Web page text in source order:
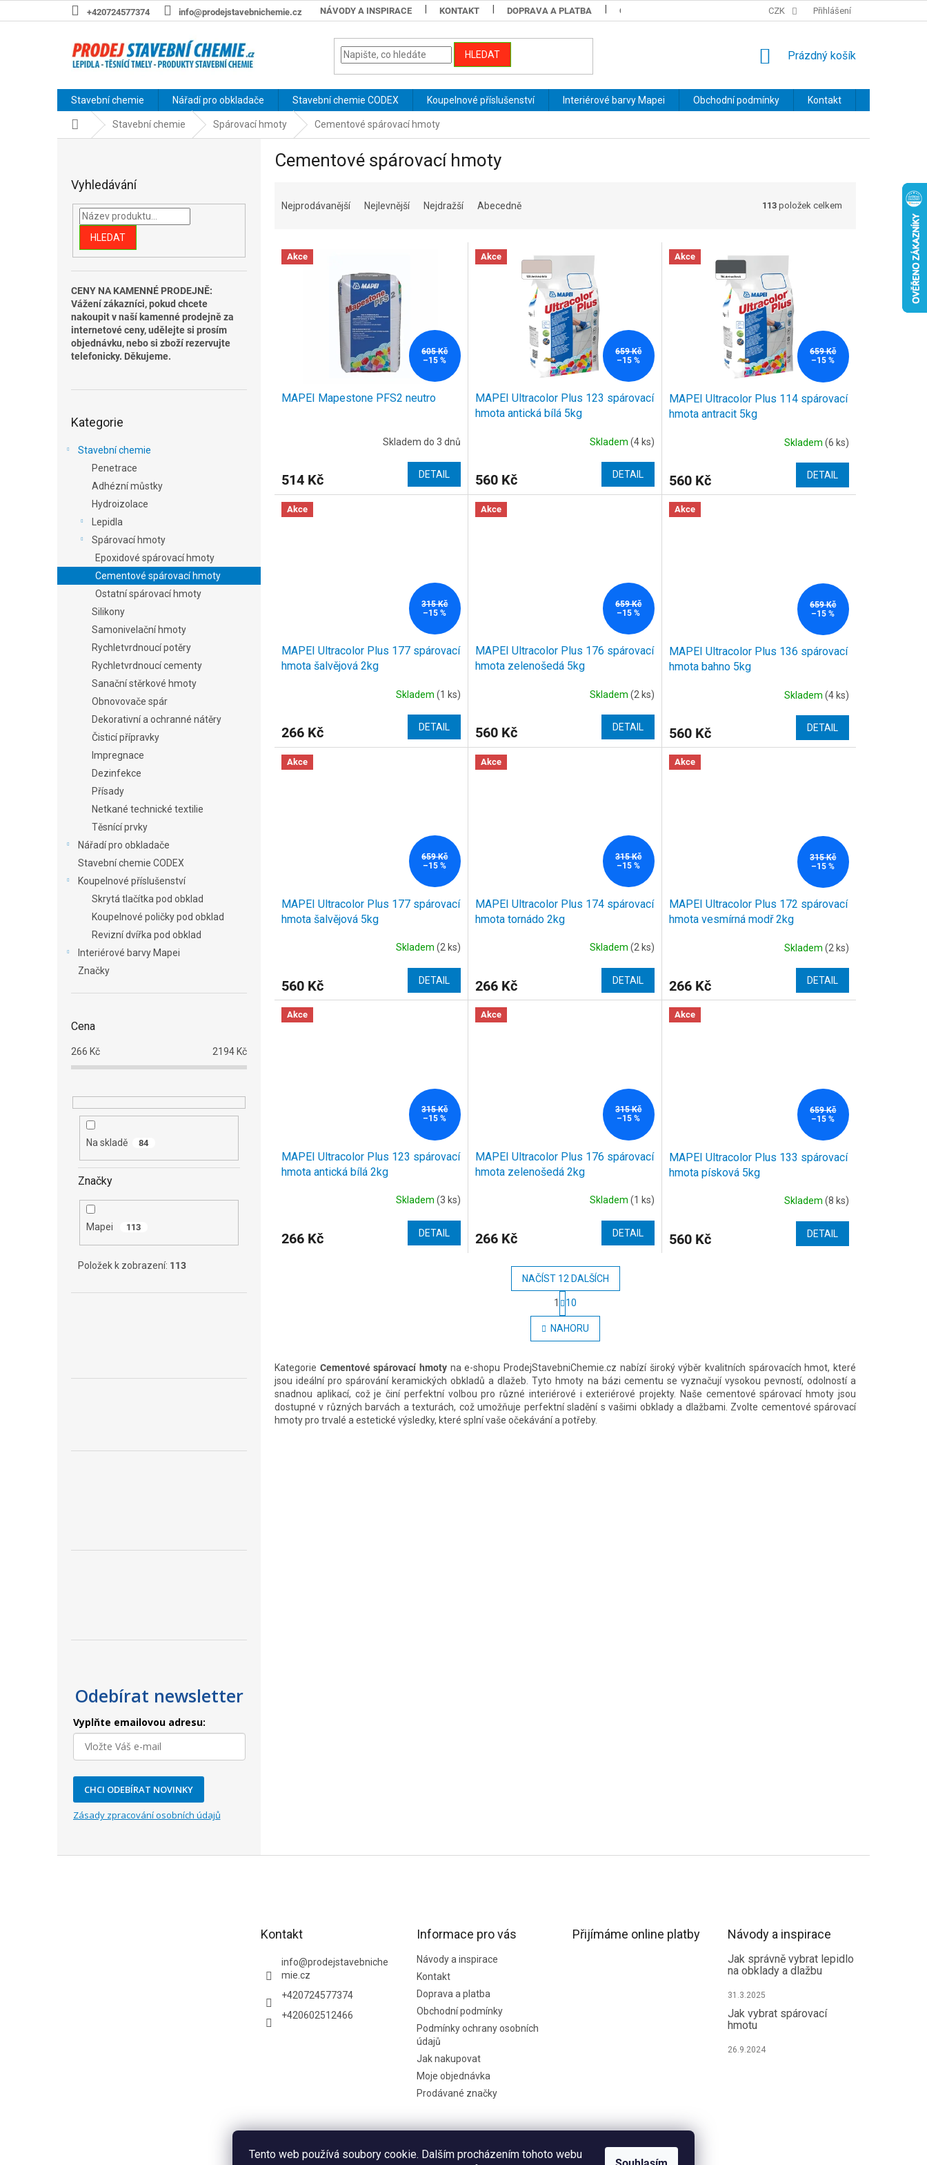
Tento web používá soubory cookie. Dalším procházením tohoto webu
na
+420724577374 info@prodejstavebnichemie.cz NÁVODY A INSPIRACE KONTAKT DOPRAVA A PLATBA OBCHODNÍ PODMÍNKY PODMÍNKY OCHRANY OSOBNÍCH ÚDAJŮ
CZK Přihlášení
HLEDAT
NÁKUPNÍ
Prázdný košík
Stavební chemie Nářadí pro obkladače Stavební chemie CODEX Koupelnové příslušenství Interiérové barvy Mapei Obchodní podmínky Kontakt
Domů Stavební chemie Spárovací hmoty Cementové spárovací hmoty
Vyhledávání
HLEDAT
CENY NA KAMENNÉ PRODEJNĚ:
Vážení zákazníci, pokud chcete
nakoupit v naší kamenné prodejně za
internetové ceny, udělejte si prosím
objednávku, nebo si zboží rezervujte
telefonicky. Děkujeme.
kategorie
Kategorie
Stavební chemie
Penetrace
Adhézní můstky
Hydroizolace
Lepidla
Spárovací hmoty
Epoxidové spárovací hmoty
Cementové spárovací hmoty
Ostatní spárovací hmoty
Silikony
Samonivelační hmoty
Rychletvrdnoucí potěry
Rychletvrdnoucí cementy
Sanační stěrkové hmoty
Obnovovače spár
Dekorativní a ochranné nátěry
Čisticí přípravky
Impregnace
Dezinfekce
Přísady
Netkané technické textilie
Těsnící prvky
Nářadí pro obkladače
Stavební chemie CODEX
Koupelnové příslušenství
Skrytá tlačítka pod obklad
Koupelnové poličky pod obklad
Revizní dvířka pod obklad
Interiérové barvy Mapei
Značky
Cena
266 Kč 2194 Kč
Na skladě 84
Značky
Mapei 113
Položek k zobrazení: 113
Odebírat newsletter
Vyplňte emailovou adresu:
CHCI ODEBÍRAT NOVINKY
Zásady zpracování osobních údajů
Cementové spárovací hmoty
Nejprodávanější Nejlevnější Nejdražší Abecedně 113 položek celkem
V Akce
605 Kč
–15 %
MAPEI Mapestone PFS2 neutro
Skladem do 3 dnů
514 Kč DETAIL
Akce
659 Kč
–15 %
MAPEI Ultracolor Plus 123 spárovací
hmota antická bílá 5kg
Skladem (4 ks)
560 Kč DETAIL
Akce
659 Kč
–15 %
MAPEI Ultracolor Plus 114 spárovací
hmota antracit 5kg
Skladem (6 ks)
560 Kč DETAIL
Akce
315 Kč
–15 %
MAPEI Ultracolor Plus 177 spárovací
hmota šalvějová 2kg
Skladem (1 ks)
266 Kč DETAIL
Akce
659 Kč
–15 %
MAPEI Ultracolor Plus 176 spárovací
hmota zelenošedá 5kg
Skladem (2 ks)
560 Kč DETAIL
Akce
659 Kč
–15 %
MAPEI Ultracolor Plus 136 spárovací
hmota bahno 5kg
Skladem (4 ks)
560 Kč DETAIL
Akce
659 Kč
–15 %
MAPEI Ultracolor Plus 177 spárovací
hmota šalvějová 5kg
Skladem (2 ks)
560 Kč DETAIL
Akce
315 Kč
–15 %
MAPEI Ultracolor Plus 174 spárovací
hmota tornádo 2kg
Skladem (2 ks)
266 Kč DETAIL
Akce
315 Kč
–15 %
MAPEI Ultracolor Plus 172 spárovací
hmota vesmírná modř 2kg
Skladem (2 ks)
266 Kč DETAIL
Akce
315 Kč
–15 %
MAPEI Ultracolor Plus 123 spárovací
hmota antická bílá 2kg
Skladem (3 ks)
266 Kč DETAIL
Akce
315 Kč
–15 %
MAPEI Ultracolor Plus 176 spárovací
hmota zelenošedá 2kg
Skladem (1 ks)
266 Kč DETAIL
Akce
659 Kč
–15 %
MAPEI Ultracolor Plus 133 spárovací
hmota písková 5kg
Skladem (8 ks)
560 Kč DETAIL
O
v
l
d
a
c
í
p
r
NAČÍST 12 DALŠÍCH
S
r
á
n
o
v
á
n
1 10
NAHORU
Kategorie Cementové spárovací hmoty na e-shopu ProdejStavebniChemie.cz nabízí široký výběr kvalitních spárovacích hmot, které
jsou ideální pro spárování keramických obkladů a dlažeb. Tyto hmoty na bázi cementu se vyznačují vysokou pevností, odolností a
snadnou aplikací, což je činí perfektní volbou pro různé interiérové i exteriérové projekty. Naše cementové spárovací hmoty jsou
dostupné v různých barvách a texturách, což umožňuje perfektní sladění s vašimi obklady a dlažbami. Zvolte cementové spárovací
hmoty pro trvalé a estetické výsledky, které splní vaše očekávání a potřeby.
Kontakt
info@prodejstavebniche
mie.cz
+420724577374
+420602512466
Informace pro vás
Návody a inspirace
Kontakt
Doprava a platba
Obchodní podmínky
Podmínky ochrany osobních
údajů
Jak nakupovat
Moje objednávka
Prodávané značky
Přijímáme online platby Návody a inspirace
Jak správně vybrat lepidlo
na obklady a dlažbu
31.3.2025
Jak vybrat spárovací
hmotu
26.9.2024